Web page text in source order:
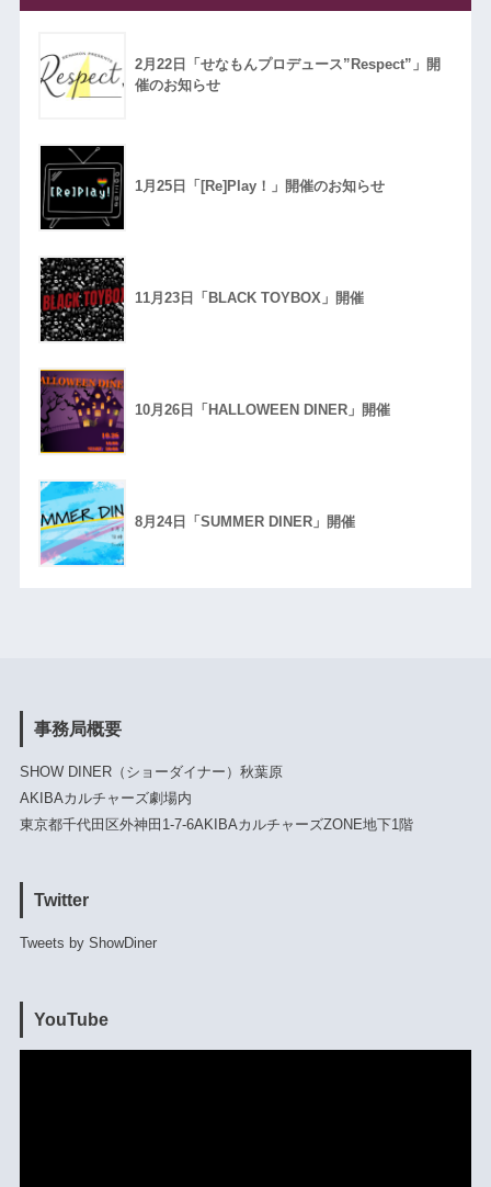
2月22日「せなもんプロデュース”Respect”」開
催のお知らせ
1月25日「[Re]Play！」開催のお知らせ
11月23日「BLACK TOYBOX」開催
10月26日「HALLOWEEN DINER」開催
8月24日「SUMMER DINER」開催
事務局概要
SHOW DINER（ショーダイナー）秋葉原
AKIBAカルチャーズ劇場内
東京都千代田区外神田1-7-6AKIBAカルチャーズZONE地下1階
Twitter
Tweets by ShowDiner
YouTube